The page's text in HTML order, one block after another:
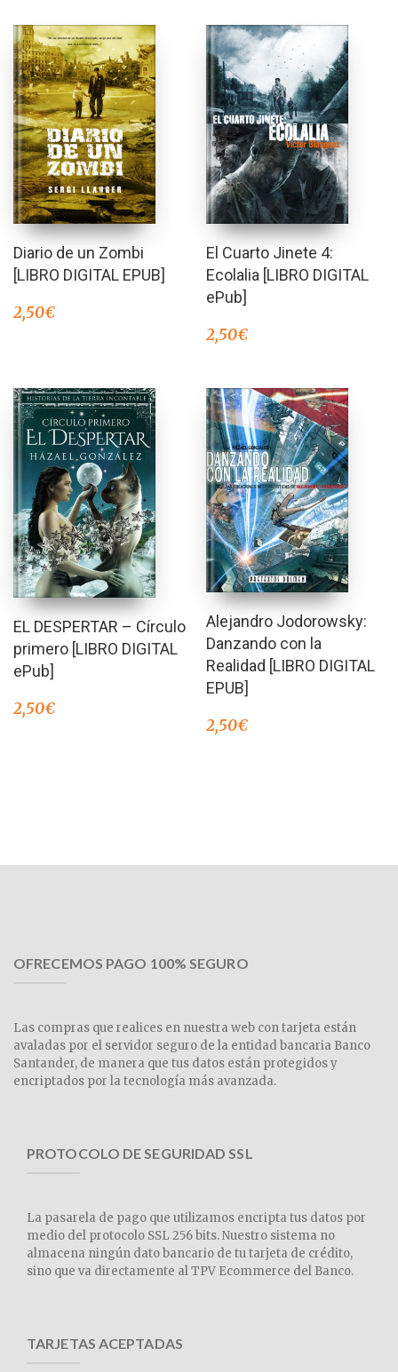
Diario de un Zombi
[LIBRO DIGITAL EPUB]
2,50€
El Cuarto Jinete 4:
Ecolalia [LIBRO DIGITAL
ePub]
2,50€
EL DESPERTAR – Círculo
primero [LIBRO DIGITAL
ePub]
2,50€
Alejandro Jodorowsky:
Danzando con la
Realidad [LIBRO DIGITAL
EPUB]
2,50€
OFRECEMOS PAGO 100% SEGURO
Las compras que realices en nuestra web con tarjeta están
avaladas por el servidor seguro de la entidad bancaria Banco
Santander, de manera que tus datos están protegidos y
encriptados por la tecnología más avanzada.
PROTOCOLO DE SEGURIDAD SSL
La pasarela de pago que utilizamos encripta tus datos por
medio del protocolo SSL 256 bits. Nuestro sistema no
almacena ningún dato bancario de tu tarjeta de crédito,
sino que va directamente al TPV Ecommerce del Banco.
TARJETAS ACEPTADAS